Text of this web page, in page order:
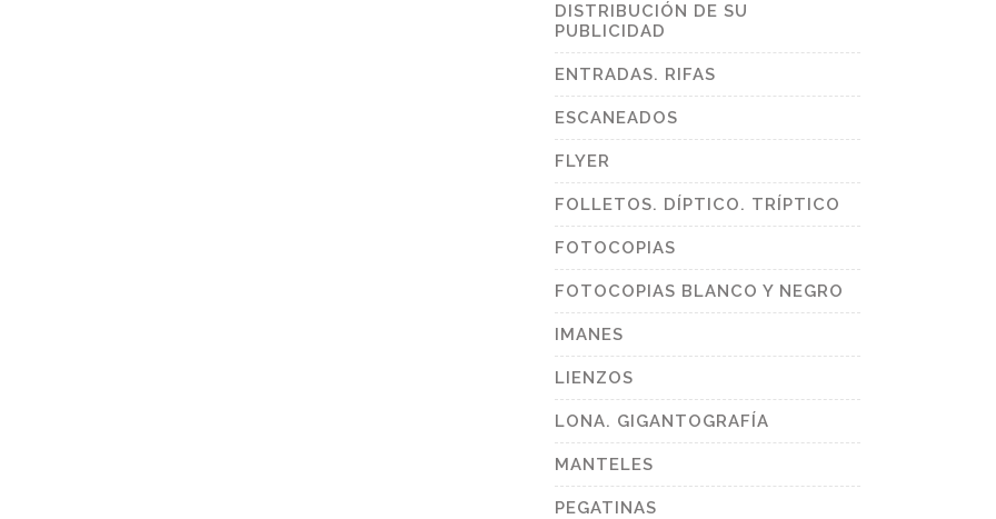
DISTRIBUCIÓN DE SU
PUBLICIDAD
ENTRADAS. RIFAS
ESCANEADOS
FLYER
FOLLETOS. DÍPTICO. TRÍPTICO
FOTOCOPIAS
FOTOCOPIAS BLANCO Y NEGRO
IMANES
LIENZOS
LONA. GIGANTOGRAFÍA
MANTELES
PEGATINAS